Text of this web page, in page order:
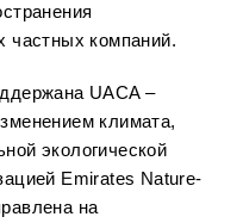
частных компаний.
UACA –
климата,
экологической
Emirates Nature-
на